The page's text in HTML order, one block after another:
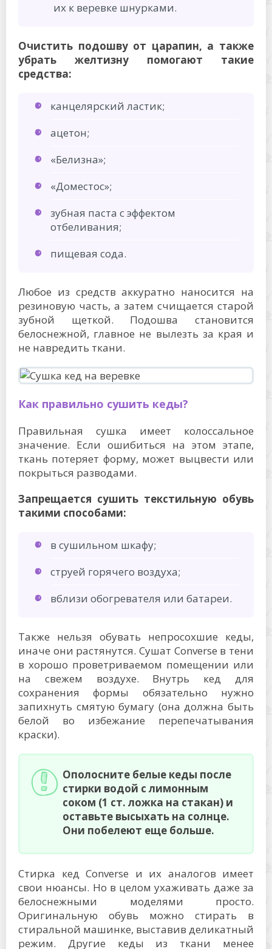
их к веревке шнурками.
Очистить подошву от царапин, а также
убрать желтизну помогают такие
средства:
канцелярский ластик;
ацетон;
«Белизна»;
«Доместос»;
зубная паста с эффектом
отбеливания;
пищевая сода.
Любое из средств аккуратно наносится на
резиновую часть, а затем счищается старой
зубной щеткой. Подошва становится
белоснежной, главное не вылезть за края и
не навредить ткани.
Как правильно сушить кеды?
Правильная сушка имеет колоссальное
значение. Если ошибиться на этом этапе,
ткань потеряет форму, может выцвести или
покрыться разводами.
Запрещается сушить текстильную обувь
такими способами:
в сушильном шкафу;
струей горячего воздуха;
вблизи обогревателя или батареи.
Также нельзя обувать непросохшие кеды,
иначе они растянутся. Сушат Converse в тени
в хорошо проветриваемом помещении или
на свежем воздухе. Внутрь кед для
сохранения формы обязательно нужно
запихнуть смятую бумагу (она должна быть
белой во избежание перепечатывания
краски).
Ополосните белые кеды после
стирки водой с лимонным
соком (1 ст. ложка на стакан) и
оставьте высыхать на солнце.
Они побелеют еще больше.
Стирка кед Converse и их аналогов имеет
свои нюансы. Но в целом ухаживать даже за
белоснежными моделями просто.
Оригинальную обувь можно стирать в
стиральной машинке, выставив деликатный
режим. Другие кеды из ткани менее